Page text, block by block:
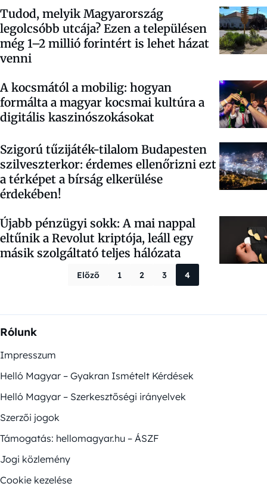
Tudod, melyik Magyarország
legolcsóbb utcája? Ezen a településen
még 1–2 millió forintért is lehet házat
venni
A kocsmától a mobilig: hogyan
formálta a magyar kocsmai kultúra a
digitális kaszinószokásokat
Szigorú tűzijáték-tilalom Budapesten
szilveszterkor: érdemes ellenőrizni ezt
a térképet a bírság elkerülése
érdekében!
Újabb pénzügyi sokk: A mai nappal
eltűnik a Revolut kriptója, leáll egy
másik szolgáltató teljes hálózata
Bejegyzések
Előző 1 2 3 4
Rólunk
Impresszum
Helló Magyar – Gyakran Ismételt Kérdések
Helló Magyar – Szerkesztőségi irányelvek
Szerzői jogok
Támogatás: hellomagyar.hu – ÁSZF
Jogi közlemény
Cookie kezelése